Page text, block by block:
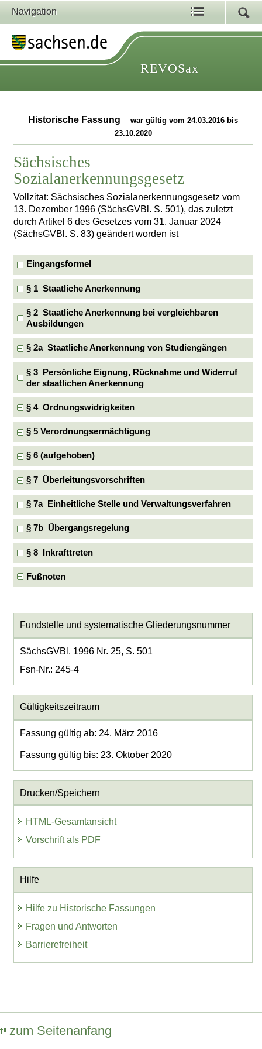
Navigation
REVOSax
Historische Fassung
war gültig vom 24.03.2016 bis
23.10.2020
Sächsisches
Sozialanerkennungsgesetz
Vollzitat: Sächsisches Sozialanerkennungsgesetz vom
13. Dezember 1996 (SächsGVBl. S. 501), das zuletzt
durch Artikel 6 des Gesetzes vom 31. Januar 2024
(SächsGVBl. S. 83) geändert worden ist
Eingangsformel
§ 1 Staatliche Anerkennung
§ 2 Staatliche Anerkennung bei vergleichbaren
Ausbildungen
§ 2a Staatliche Anerkennung von Studiengängen
§ 3 Persönliche Eignung, Rücknahme und Widerruf
der staatlichen Anerkennung
§ 4 Ordnungswidrigkeiten
§ 5 Verordnungsermächtigung
§ 6 (aufgehoben)
§ 7 Überleitungsvorschriften
§ 7a Einheitliche Stelle und Verwaltungsverfahren
§ 7b Übergangsregelung
§ 8 Inkrafttreten
Fußnoten
Fundstelle und systematische Gliederungsnummer
SächsGVBl. 1996 Nr. 25, S. 501
Fsn-Nr.: 245-4
Gültigkeitszeitraum
Fassung gültig ab: 24. März 2016
Fassung gültig bis: 23. Oktober 2020
Drucken/Speichern
HTML-Gesamtansicht
Vorschrift als PDF
Hilfe
Hilfe zu Historische Fassungen
Fragen und Antworten
Barrierefreiheit
zum Seitenanfang